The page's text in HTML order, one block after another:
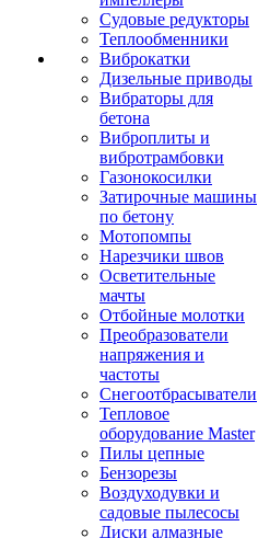
Судовые редукторы
Теплообменники
Виброкатки
Дизельные приводы
Вибраторы для
бетона
Виброплиты и
вибротрамбовки
Газонокосилки
Затирочные машины
по бетону
Мотопомпы
Нарезчики швов
Осветительные
мачты
Отбойные молотки
Преобразователи
напряжения и
частоты
Снегоотбрасыватели
Тепловое
оборудование Master
Пилы цепные
Бензорезы
Воздуходувки и
садовые пылесосы
Диски алмазные